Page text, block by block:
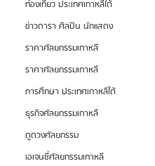
ท่องเที่ยว ประเทศเกาหลีใต้
ข่าวดารา ศิลปิน นักแสดง
ราคาศัลยกรรมเกาหลี
ราคาศัลยกรรมเกาหลี
การศึกษา ประเทศเกาหลีใต้
ธุรกิจศัลยกรรมเกาหลี
ดูดวงศัลยกรรม
เอเจนซี่ศัลยกรรมเกาหลี